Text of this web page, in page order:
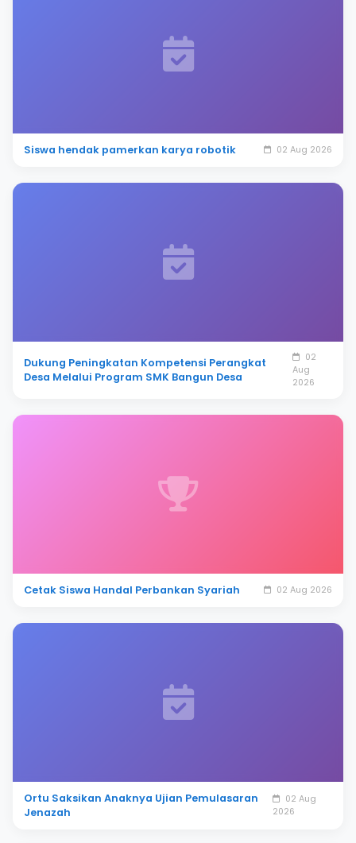
Siswa hendak pamerkan karya robotik 02 Aug 2026
Dukung Peningkatan Kompetensi Perangkat
Desa Melalui Program SMK Bangun Desa
02
Aug
2026
Cetak Siswa Handal Perbankan Syariah 02 Aug 2026
Ortu Saksikan Anaknya Ujian Pemulasaran
Jenazah
02 Aug
2026